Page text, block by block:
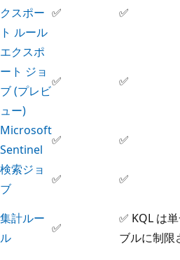
クスポー
ト ルール
✅ ✅
エクスポ
ート ジョ
ブ (プレビ
ュー)
✅ ✅
Microsoft
Sentinel
✅ ✅
検索ジョ
ブ
✅ ✅
集計ルー
ル
✅
✅ KQL は
ブルに制限